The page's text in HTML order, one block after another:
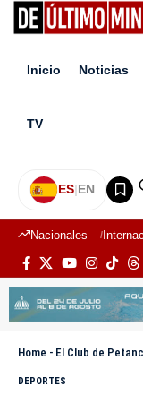
Inicio Noticias
TV
ES|EN
Nacionales
Home - El Club de Petanca
DEPORTES